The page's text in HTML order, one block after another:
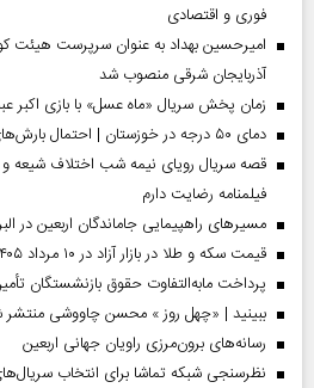
فوری و اقتصادی
امیرحسین بهداد به عنوان سرپرست هیئت
آذربایجان شرقی منصوب شد
زمان پخش سریال «ماه عسل» با بازی اکبر
دمای ۵۰ درجه در خوزستان | احتمال بارش‌های سیل‌آسا در ۳ استان
قصه سریال رویای نیمه شب اختلاف شیعه
فیلمنامه رضایت دارم
مسیر‌های راهپیمایی جاماندگان اربعین در
قیمت سکه و طلا در بازار آزاد در ۱۰ مرداد ۱۴۰۵
پرداخت مابه‌التفاوت حقوق بازنشستگان
ببینید | «چهل روز » محسن چاووشی
رسانه‌های برون‌مرزی راویان جهانی اربعین
نظرسنجی شبکه تماشا برای انتخاب